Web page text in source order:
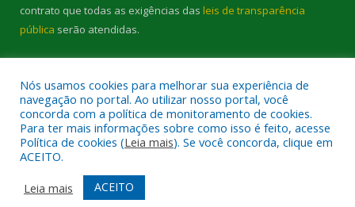
contrato que todas as exigências das leis de transparência
pública serão atendidas.
Todos os direitos reservados a Prefeitura Municipal de Cambará.
Mapa do Site
Acessar Área Administrativa
Acessar Webmail
Nós usamos cookies para melhorar sua experiência de
navegação no portal. Ao utilizar nosso portal, você
concorda com a política de monitoramento de cookies.
Para ter mais informações sobre como isso é feito, acesse
Política de cookies (Leia mais). Se você concorda, clique em
ACEITO.
Leia mais
ACEITO